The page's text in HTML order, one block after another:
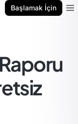
Başlamak İçin